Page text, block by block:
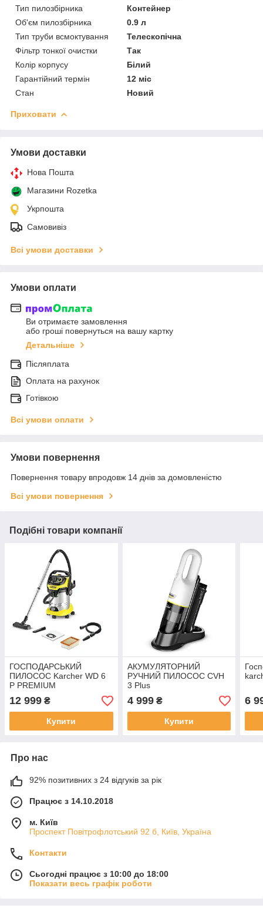
Тип пилозбірника
Контейнер
Об'єм пилозбірника
0.9 л
Тип труби всмоктування
Телескопічна
Фільтр тонкої очистки
Так
Колір корпусу
Білий
Гарантійний термін
12 міс
Стан
Новий
Приховати
Умови доставки
Нова Пошта
Магазини Rozetka
Укрпошта
Самовивіз
Всі умови доставки
Умови оплати
Ви отримаєте замовлення
або гроші повернуться на вашу картку
Детальніше
Післяплата
Оплата на рахунок
Готівкою
Всі умови оплати
Умови повернення
Повернення товару впродовж 14 днів за домовленістю
Всі умови повернення
Подібні товари компанії
ГОСПОДАРСЬКИЙ
ПИЛОСОС Karcher WD 6
P PREMIUM
12 999 ₴
Купити
АКУМУЛЯТОРНИЙ
РУЧНИЙ ПИЛОСОС CVH
3 Plus
4 999₴
Купити
6
Про нас
92% позитивних з 24 відгуків за рік
Працює з 14.10.2018
м. Київ
Проспект Повітрофлотський 92 б, Київ, Україна
Контакти
Сьогодні працює з 10:00 до 18:00
Показати весь графік роботи